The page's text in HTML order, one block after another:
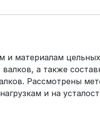
и материалам цельных
а также
Рассмотрены
и на
дисциплину